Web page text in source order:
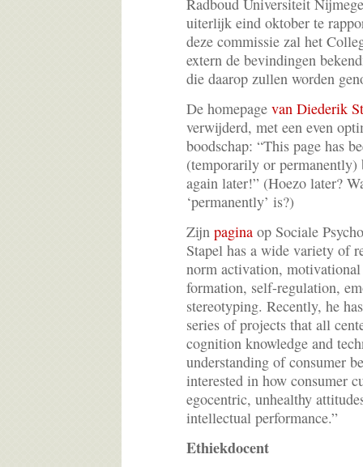
Radboud Universiteit
uiterlijk eind oktober te
deze commissie zal het
extern de bevindingen
die daarop zullen worden
De homepage van Diederik
verwijderd, met een even
boodschap: “This page has
(temporarily or
again later!” (Hoezo later?
‘permanently’ is?)
Zijn pagina op Sociale
Stapel has a wide variety of
norm activation,
formation, self-regulation,
stereotyping. Recently, he
series of projects that all
cognition knowledge and
understanding of consumer
interested in how consumer
egocentric, unhealthy
intellectual performance.”
Ethiekdocent